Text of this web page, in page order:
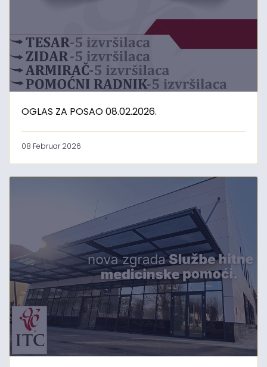
OGLAS ZA POSAO 08.02.2026.
08 Februar 2026